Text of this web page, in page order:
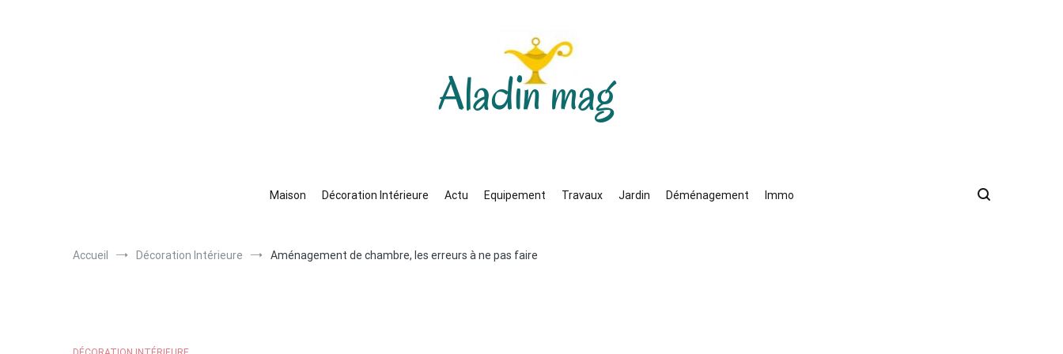
Maison Décoration Intérieure Actu Equipement Travaux Jardin Déménagement Immo
Accueil Décoration Intérieure Aménagement de chambre, les erreurs à ne pas faire